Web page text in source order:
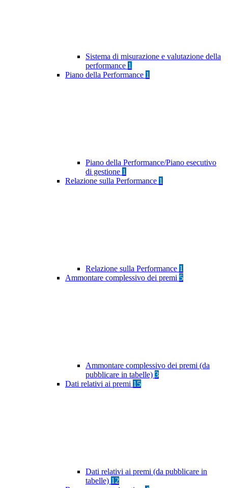
Sistema di misurazione e valutazione della
performance 1
Piano della Performance 1
Piano della Performance/Piano esecutivo
di gestione 1
Relazione sulla Performance 1
Relazione sulla Performance 1
Ammontare complessivo dei premi 5
Ammontare complessivo dei premi (da
pubblicare in tabelle) 3
Dati relativi ai premi 15
Dati relativi ai premi (da pubblicare in
tabelle) 12